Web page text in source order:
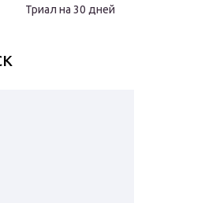
Триал на 30 дней